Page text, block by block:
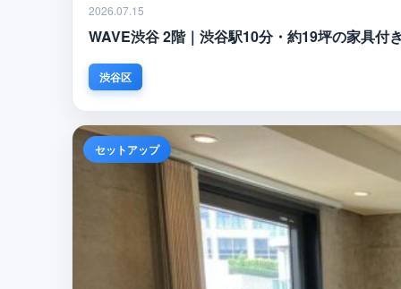
2026.07.15
WAVE渋谷 2階｜渋谷駅10分・約19坪の家具付
渋谷区
セットアップ